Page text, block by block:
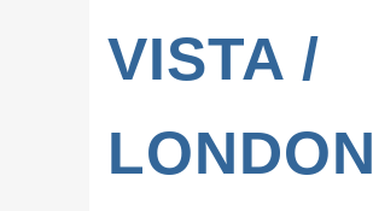
VISTA /
LONDON